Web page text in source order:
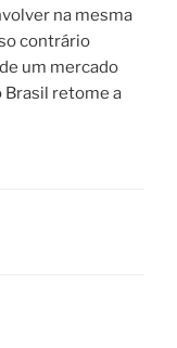
na mesma
contrário
um mercado
Brasil retome a